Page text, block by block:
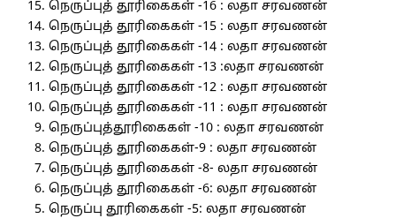
நெருப்புத் தூரிகைகள் -16 : லதா சரவணன்
நெருப்புத் தூரிகைகள் -15 : லதா சரவணன்
நெருப்புத் தூரிகைகள் -14 : லதா சரவணன்
நெருப்புத் தூரிகைகள் -13 :லதா சரவணன்
நெருப்புத் தூரிகைகள் -12 : லதா சரவணன்
நெருப்புத் தூரிகைகள் -11 : லதா சரவணன்
நெருப்புத்தூரிகைகள் -10 : லதா சரவணன்
நெருப்புத் தூரிகைகள்-9 : லதா சரவணன்
நெருப்புத் தூரிகைகள் -8- லதா சரவணன்
நெருப்புத் தூரிகைகள் -6: லதா சரவணன்
நெருப்பு தூரிகைகள் -5: லதா சரவணன்